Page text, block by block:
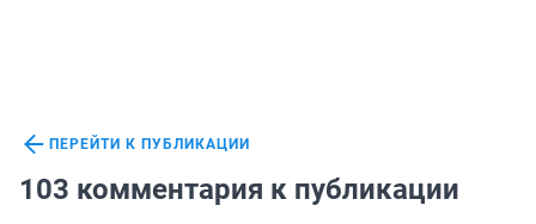
ПЕРЕЙТИ К ПУБЛИКАЦИИ
103 комментария к публикации